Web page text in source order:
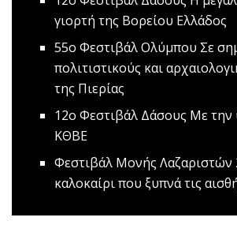
γιορτή της Βορείου Ελλάδος
55ο Φεστιβάλ Ολύμπου Σε
πολιτιστικούς και
της Πιερίας
12ο Φεστιβάλ Δάσους Με την
ΚΘΒΕ
Φεστιβάλ Μονής Λαζαριστών
καλοκαίρι που ξυπνά τις